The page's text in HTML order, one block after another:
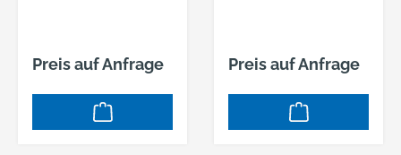
Preis auf Anfrage Preis auf Anfrage